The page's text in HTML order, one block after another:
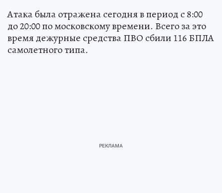
Атака была отражена сегодня в период с 8:00
до 20:00 по московскому времени. Всего за это
время дежурные средства ПВО сбили 116 БПЛА
самолетного типа.